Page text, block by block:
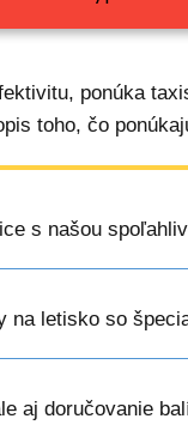
ponúka
toho, čo
s našou
na letisko so
aj doručovanie